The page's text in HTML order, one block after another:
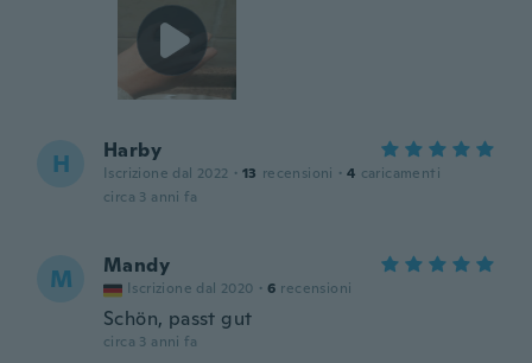
H Harby
Iscrizione dal 2022 · 13 recensioni · 4 caricamenti
circa 3 anni fa
M Mandy
Iscrizione dal 2020 · 6 recensioni
Schön, passt gut
circa 3 anni fa